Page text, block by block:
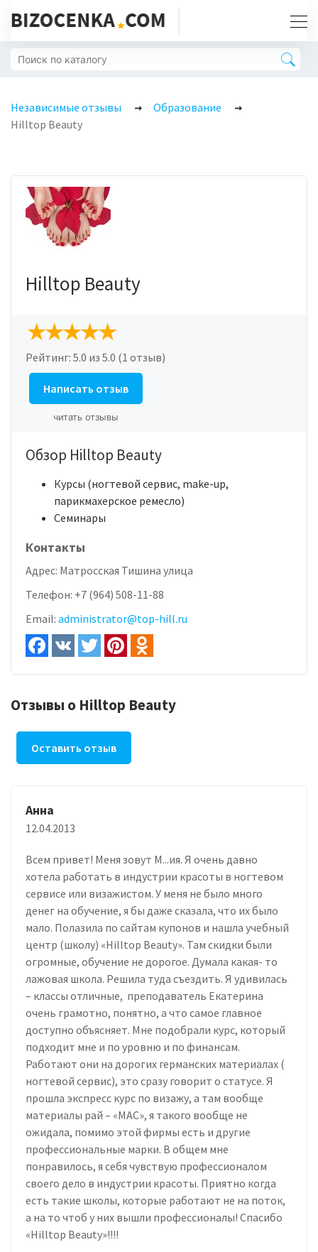
Независимые отзывы
Образование
Hilltop Beauty
Hilltop Beauty
Рейтинг: 5.0 из 5.0 (1 отзыв)
Написать отзыв
читать отзывы
Обзор Hilltop Beauty
Курсы (ногтевой сервис, make-up,
парикмахерское ремесло)
Семинары
Контакты
Адрес: Матросская Тишина улица
Телефон: +7 (964) 508-11-88
Email: administrator@top-hill.ru
Отзывы о Hilltop Beauty
Оставить отзыв
Анна
12.04.2013
Всем привет! Меня зовут М...ия. Я очень давно
хотела работать в индустрии красоты в ногтевом
сервисе или визажистом. У меня не было много
денег на обучение, я бы даже сказала, что их было
мало. Полазила по сайтам купонов и нашла учебный
центр (школу) «Hilltop Beauty». Там скидки были
огромные, обучение не дорогое. Думала какая- то
лажовая школа. Решила туда съездить. Я удивилась
– классы отличные, преподаватель Екатерина
очень грамотно, понятно, а что самое главное
доступно объясняет. Мне подобрали курс, который
подходит мне и по уровню и по финансам.
Работают они на дорогих германских материалах (
ногтевой сервис), это сразу говорит о статусе. Я
прошла экспресс курс по визажу, а там вообще
материалы рай – «MAC», я такого вообще не
ожидала, помимо этой фирмы есть и другие
профессиональные марки. В общем мне
понравилось, я себя чувствую профессионалом
своего дело в индустрии красоты. Приятно когда
есть такие школы, которые работают не на поток,
а на то чтоб у них вышли профессионалы! Спасибо
«Hilltop Beauty»!!!!